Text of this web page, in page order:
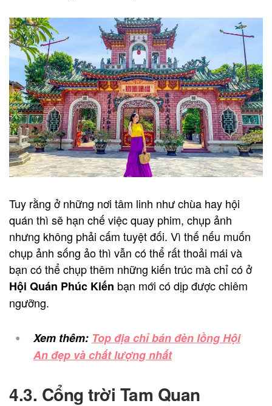
Tuy rằng ở những nơi tâm linh như chùa hay hội
quán thì sẽ hạn chế việc quay phim, chụp ảnh
nhưng không phải cấm tuyệt đối. Vì thế nếu muốn
chụp ảnh sống ảo thì vẫn có thể rất thoải mái và
bạn có thể chụp thêm những kiến trúc mà chỉ có ở
Hội Quán Phúc Kiến bạn mới có dịp được chiêm
ngưỡng.
Xem thêm: Top địa chỉ bán đèn lồng Hội
An đẹp và chất lượng nhất
4.3. Cổng trời Tam Quan